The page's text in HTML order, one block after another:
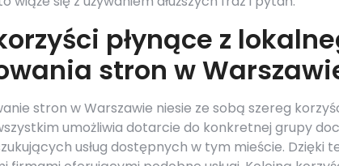
płynące z
stron w
stron w Warszawie niesie ze sobą szereg
umożliwia dotarcie do konkretnej grupy
usług dostępnych w tym mieście. Dzięki